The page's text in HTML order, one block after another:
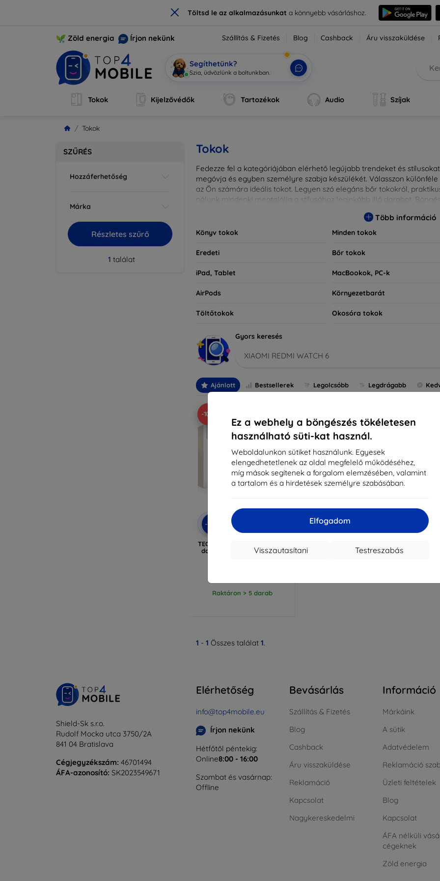
× Töltsd le az alkalmazásunkata könnyebb vásárláshoz.
Ez a webhely a böngészés tökéletesen
használható süti-kat használ.
Weboldalunkon sütiket használunk. Egyesek
elengedhetetlenek az oldal megfelelő működéséhez,
míg mások segítenek a forgalom elemzésében, valamint
a tartalom és a hirdetések személyre szabásában.
Elfogadom
Testreszabás
Visszautasítani
Zöld energia Írjon nekünk Szállítás & Fizetés Blog Cashback Áru visszaküldése
Segíthetünk?
S|
Tokok Kijelzővédők Tartozékok Audio Szíjak
Tokok
SZŰRÉS
Hozzáferhetőség
Márka
Részletes szűrő
1 találat
Tokok
Fedezze fel a kategóriájában elérhető legújabb trendeket és
megóvja és egyben személyre szabja készülékét. Válasszon
az Ön számára ideális tokot. Legyen szó elegáns bőr tokokról,
nálunk mindenki megtalálja a stílusához leginkább illő darabot.
Több információ
Könyv tokok Minden tokok
Eredeti Bőr tokok
iPad, Tablet MacBookok, PC-k
AirPods Környezetbarát
Töltőtokok Okosóra tokok
Gyors keresés
XIAOMI REDMI WATCH 6
Ajánlott Bestsellerek Legolcsóbb Legdrágabb
-10%
-10%
Kedvezmény
kuponnal
TECH-PROTECT Glass Flex+ 2
darabos tok Xiaomi Redmi
Raktáron > 5 darab
1 - 1 Összes találat 1.
Shield-Sk s.r.o.
Rudolf Mocka utca 3750/2A
841 04 Bratislava
Cégjegyzékszám: 46701494
ÁFA-azonosító: SK2023549671
Elérhetőség
info@top4mobile.eu
Írjon nekünk
Hétfőtől péntekig:
Online8:00 - 16:00
Szombat és vasárnap:
Offline
Bevásárlás
Szállítás & Fizetés
Blog
Cashback
Áru visszaküldése
Reklamáció
Kapcsolat
Nagykereskedelmi
Információ
Márkáink
A sütik
Adatvédelem
Reklamáció
Üzleti feltételek
Blog
Kapcsolat
ÁFA nélküli
cégeknek
Zöld energia